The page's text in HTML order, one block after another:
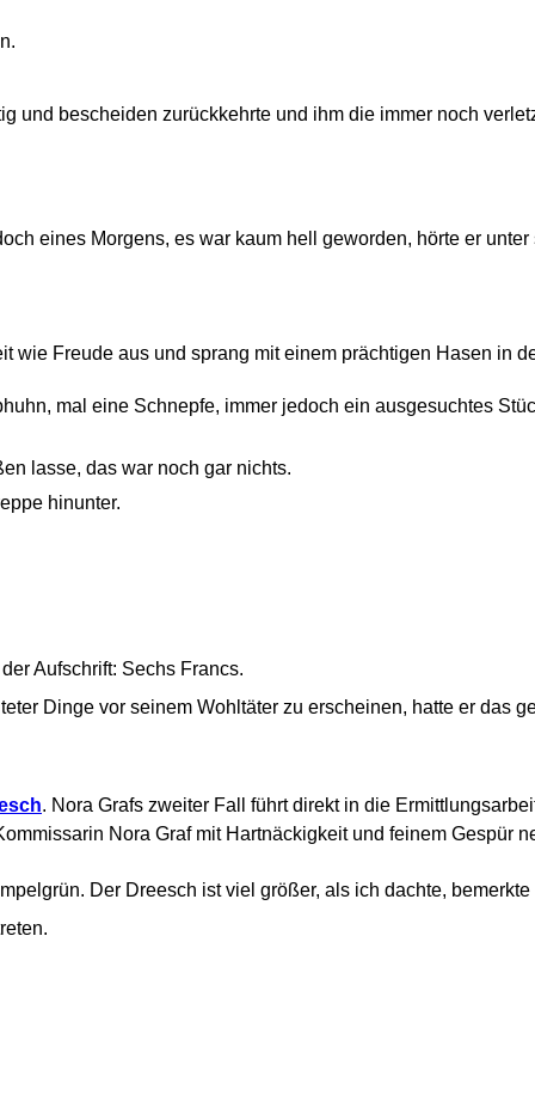
und bescheiden zurückkehrte und ihm die immer noch
eines Morgens, es war kaum hell geworden, hörte er
Freude aus und sprang mit einem prächtigen Hasen in
mal eine Schnepfe, immer jedoch ein ausgesuchtes
lasse, das war noch gar nichts.
hinunter.
Aufschrift: Sechs Francs.
Dinge vor seinem Wohltäter zu erscheinen, hatte er das
. Nora Grafs zweiter Fall
führt direkt in die
Nora Graf mit Hartnäckigkeit und feinem Gespür
Der Dreesch ist viel größer, als ich dachte, bemerkte